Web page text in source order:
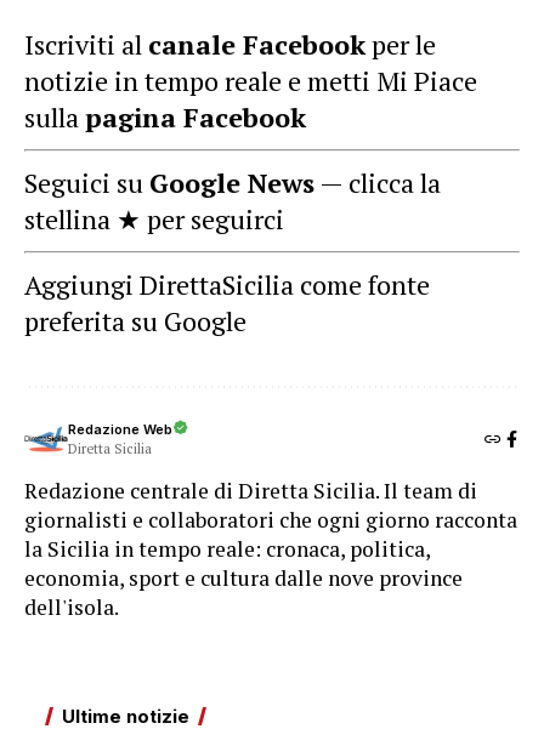
Iscriviti al canale Facebookper le
notizie in tempo reale e metti Mi Piace
sullapagina Facebook
Seguici su Google News — clicca la
stellina ★ per seguirci
Aggiungi DirettaSicilia come fonte
preferita su Google
Redazione Web
Diretta Sicilia
Redazione centrale di Diretta Sicilia. Il team di
giornalisti e collaboratori che ogni giorno racconta
la Sicilia in tempo reale: cronaca, politica,
economia, sport e cultura dalle nove province
dell'isola.
Ultime notizie